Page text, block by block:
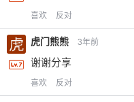
喜欢 反对
虎门熊熊 3年前
谢谢分享
喜欢 反对